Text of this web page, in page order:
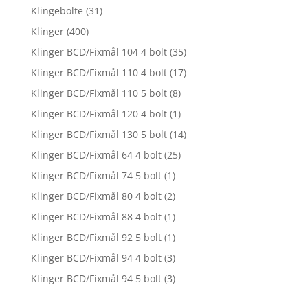
Klingebolte (31)
Klinger (400)
Klinger BCD/Fixmål 104 4 bolt (35)
Klinger BCD/Fixmål 110 4 bolt (17)
Klinger BCD/Fixmål 110 5 bolt (8)
Klinger BCD/Fixmål 120 4 bolt (1)
Klinger BCD/Fixmål 130 5 bolt (14)
Klinger BCD/Fixmål 64 4 bolt (25)
Klinger BCD/Fixmål 74 5 bolt (1)
Klinger BCD/Fixmål 80 4 bolt (2)
Klinger BCD/Fixmål 88 4 bolt (1)
Klinger BCD/Fixmål 92 5 bolt (1)
Klinger BCD/Fixmål 94 4 bolt (3)
Klinger BCD/Fixmål 94 5 bolt (3)